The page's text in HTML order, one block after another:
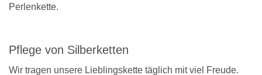
Perlenkette.
Pflege von Silberketten
Wir tragen unsere Lieblingskette täglich mit viel Freude.